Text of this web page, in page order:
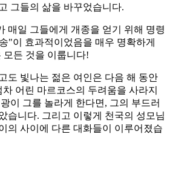
그들의 삶을 바꾸었습니다.
매일 그들에게 개종을 얻기 위해 명령
"이 효과적이었음을 매우 명확하게
모든 것을 이룹니다!
도 빛나는 젊은 여인은 다음 해 동안
어린 마르코스의 두려움을 사라지
이 그를 놀라게 한다면, 그의 부드러
습니다. 그리고 이렇게 천국의 성모님
의 사이에 다른 대화들이 이루어졌습